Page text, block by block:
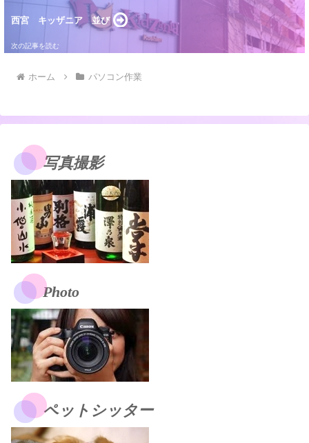
西宮 キッザニア 並び
ホーム パソコン作業
写真撮影
Photo
ペットシッター